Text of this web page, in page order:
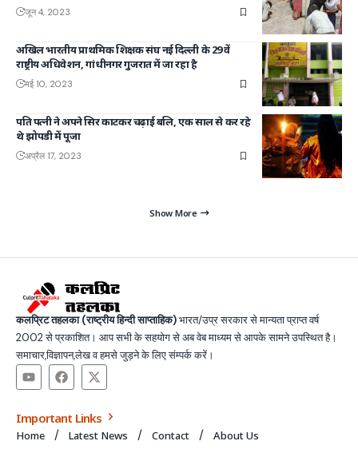
जून 4, 2023
अखिल भारतीय प्राथमिक शिक्षक संघ नई दिल्ली के 29 वें
राष्ट्रीय अधिवेशन, गांधीनगर गुजरात में जा रहा है
मई 10, 2023
पति पत्नी ने अपने सिर काटकर चढ़ाई बलि, एक साल से कर रहे
थे झोपडी में पूजा
अप्रैल 17, 2023
Show More
कलप्रिट तहलका (राष्ट्रीय हिन्दी साप्ताहिक)भारत/उप्र सरकार से मान्यता प्राप्त वर्ष
2002 से प्रकाशित। आप सभी के सहयोग से अब वेब माध्यम से आपके सामने उपस्थित है।
समाचार,विज्ञापन,लेख व हमसे जुड़ने के लिए संम्पर्क करें।
Important Links
Home Latest News Contact About Us